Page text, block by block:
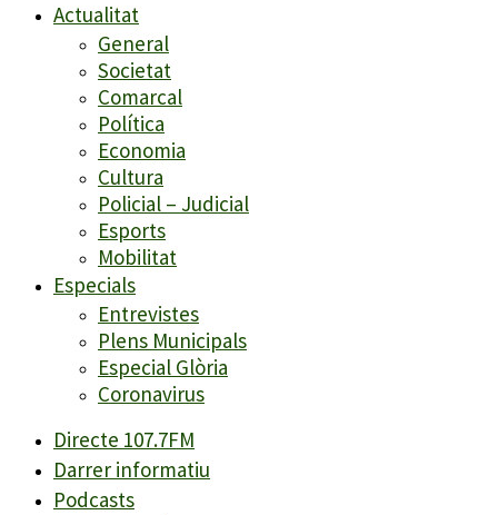
Actualitat
General
Societat
Comarcal
Política
Economia
Cultura
Policial – Judicial
Esports
Mobilitat
Especials
Entrevistes
Plens Municipals
Especial Glòria
Coronavirus
Directe 107.7FM
Darrer informatiu
Podcasts